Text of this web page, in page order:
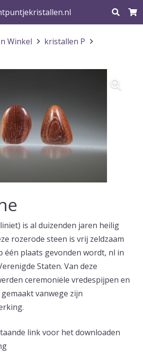
Winkel
kristallen P
is al duizenden jaren heilig
rozerode steen is vrij zeldzaam
één plaats gevonden wordt, nl in
Staten. Van deze
ceremoniële vredespijpen en
vanwege zijn
link voor het downloaden